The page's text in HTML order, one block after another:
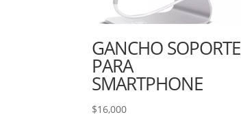
GANCHO SOPORTE
PARA
SMARTPHONE
$16,000